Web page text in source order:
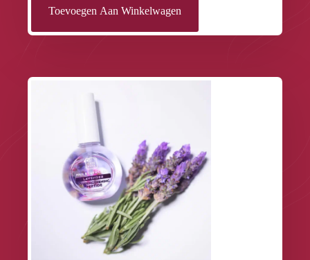
Toevoegen Aan Winkelwagen